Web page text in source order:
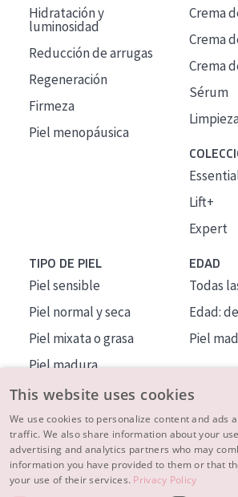
Hidratación y
luminosidad
Reducción de arrugas
Regeneración
Firmeza
Piel menopáusica
Crema
Crema
Crema
Sérum
Lift+
Expert
TIPO DE PIEL
Piel sensible
Piel normal y seca
Piel mixata o grasa
Piel madura
Piel expuesta al sol
Piel menopáusica
EDAD
Todas
Edad:
Piel
MÁS SOBRE NOSOTROS
INSPIRACIÓN
This website uses cookies
We use cookies to personalize content and ads
traffic. We also share information about your
advertising and analytics partners who may
information you have provided to them or that
your use of their services. Privacy Policy